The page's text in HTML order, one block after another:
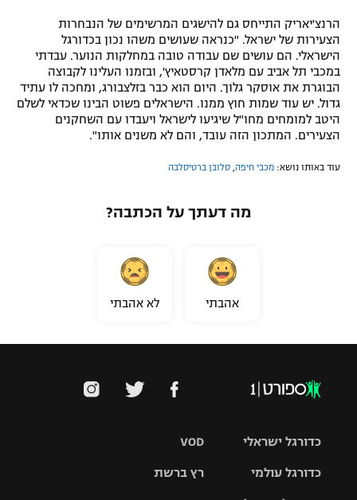
הרנצ'יאריק התייחס גם להישגים המרשימים של הנבחרות
הצעירות של ישראל. "כנראה שעושים משהו נכון בכדורגל
הישראלי. הם עושים שם עבודה טובה במחלקות הנוער. עבדתי
במכבי תל אביב עם מלאדן קרסטאיץ', ובזמנו העלינו לקבוצה
הבוגרת את אוסקר גלוך. היום הוא כבר בזלצבורג, ומחכה לו עתיד
גדול. יש עוד שמות חוץ ממנו. הישראלים פשוט הבינו שכדאי לשלם
היטב למומחים מחו"ל שיגיעו לישראל ויעבדו עם השחקנים
הצעירים. המתכון הזה עובד, והם לא משנים אותו".
עוד באותו נושא: מכבי חיפה, סלובן ברטיסלבה
מה דעתך על הכתבה?
אהבתי לא אהבתי
VOD
רץ ברשת
כדורגל ישראלי
כדורגל עולמי